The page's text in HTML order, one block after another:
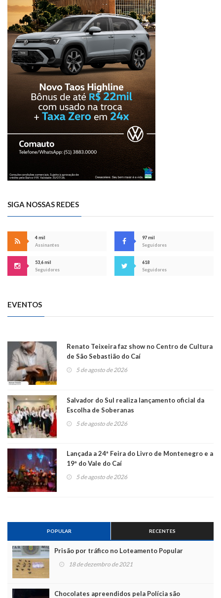
SIGA NOSSAS REDES
4 mil
Assinantes
97 mil
Seguidores
53,6 mil
Seguidores
618
Seguidores
EVENTOS
Renato Teixeira faz show no Centro de Cultura
de São Sebastião do Caí
5 de agosto de 2026
Salvador do Sul realiza lançamento oficial da
Escolha de Soberanas
5 de agosto de 2026
Lançada a 24ª Feira do Livro de Montenegro e a
19ª do Vale do Caí
5 de agosto de 2026
POPULAR RECENTES
Prisão por tráfico no Loteamento Popular
18 de dezembro de 2021
Chocolates apreendidos pela Polícia são